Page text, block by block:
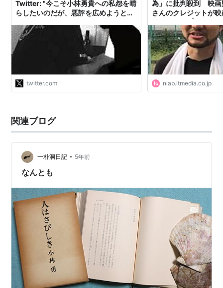
Twitter: "今こそ小林勇貴への私怨を晴
らしたいのだが、悪評を広めようとし
感じで、いまいちのれないｗ でもリ
ンク先はみないほうがよいです。悪の
りが受け、どんどん小林は増長した。
俺が文句をいっても、周囲は笑って小
林の機嫌をとった。映画会社とか本当
にクソだった。"
twitter.com
為」に批判殺到 映画
さんのクレジットが
nlab.itmedia.co.jp
関連ブログ
一朴洞日記 • 5年前
なんとも